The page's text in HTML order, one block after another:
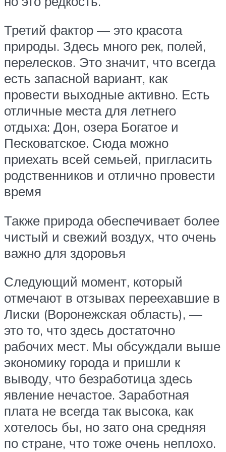
Третий фактор — это красота
природы. Здесь много рек, полей,
перелесков. Это значит, что всегда
есть запасной вариант, как
провести выходные активно. Есть
отличные места для летнего
отдыха: Дон, озера Богатое и
Песковатское. Сюда можно
приехать всей семьей, пригласить
родственников и отлично провести
время
Также природа обеспечивает более
чистый и свежий воздух, что очень
важно для здоровья
Следующий момент, который
отмечают в отзывах переехавшие в
Лиски (Воронежская область), —
это то, что здесь достаточно
рабочих мест. Мы обсуждали выше
экономику города и пришли к
выводу, что безработица здесь
явление нечастое. Заработная
плата не всегда так высока, как
хотелось бы, но зато она средняя
по стране, что тоже очень неплохо.